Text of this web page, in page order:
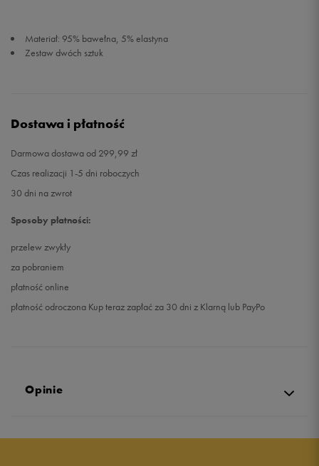
Materiał: 95% bawełna, 5% elastyna
Zestaw dwóch sztuk
Dostawa i płatność
Darmowa dostawa od 299,99 zł
Czas realizacji 1-5 dni roboczych
30 dni na zwrot
Sposoby płatności:
przelew zwykły
za pobraniem
płatność online
płatność odroczona Kup teraz zapłać za 30 dni z Klarną lub PayPo
Opinie